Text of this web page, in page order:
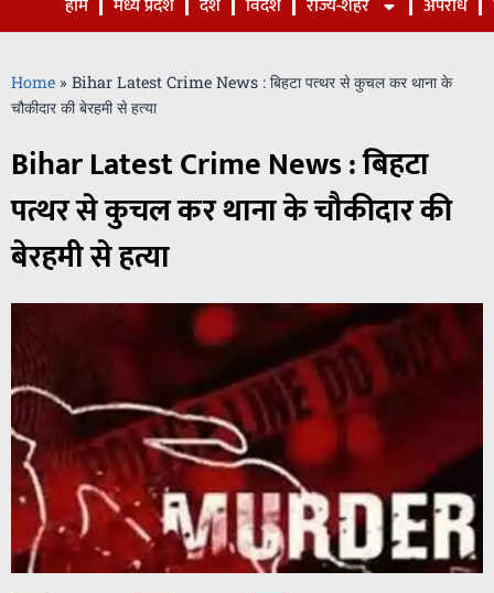
Home » Bihar Latest Crime News : बिहटा पत्थर से कुचल कर थाना के
चौकीदार की बेरहमी से हत्या
Bihar Latest Crime News : बिहटा
पत्थर से कुचल कर थाना के चौकीदार की
बेरहमी से हत्या